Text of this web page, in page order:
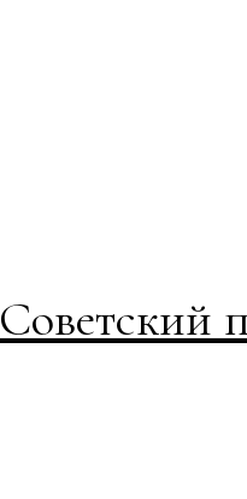
Советский